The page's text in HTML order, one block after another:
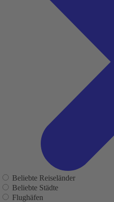
Beliebte Reiseländer
Beliebte Städte
Flughäfen